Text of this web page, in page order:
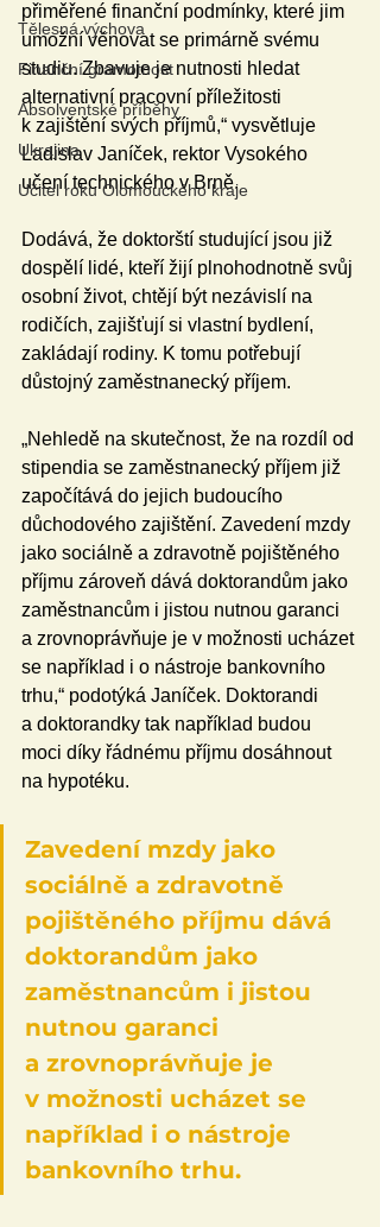
Tělesná výchova
Finanční gramotnost
Absolventské příběhy
Ukrajina
Učitel roku Olomouckého kraje
přiměřené finanční podmínky, které jim
umožní věnovat se primárně svému
studiu. Zbavuje je nutnosti hledat
alternativní pracovní příležitosti
k zajištění svých příjmů,“ vysvětluje
Ladislav Janíček, rektor Vysokého
učení technického v Brně.
Dodává, že doktorští studující jsou již
dospělí lidé, kteří žijí plnohodnotně svůj
osobní život, chtějí být nezávislí na
rodičích, zajišťují si vlastní bydlení,
zakládají rodiny. K tomu potřebují
důstojný zaměstnanecký příjem.
„Nehledě na skutečnost, že na rozdíl od
stipendia se zaměstnanecký příjem již
započítává do jejich budoucího
důchodového zajištění. Zavedení mzdy
jako sociálně a zdravotně pojištěného
příjmu zároveň dává doktorandům jako
zaměstnancům i jistou nutnou garanci
a zrovnoprávňuje je v možnosti ucházet
se například i o nástroje bankovního
trhu,“ podotýká Janíček. Doktorandi
a doktorandky tak například budou
moci díky řádnému příjmu dosáhnout
na hypotéku.
Zavedení mzdy jako
sociálně a zdravotně
pojištěného příjmu dává
doktorandům jako
zaměstnancům i jistou
nutnou garanci
a zrovnoprávňuje je
v možnosti ucházet se
například i o nástroje
bankovního trhu.